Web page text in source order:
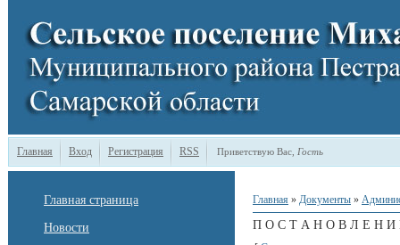
Главная Вход Регистрация RSS Приветствую Вас Гость
Главная страница
Новости
Главная » Документы »
П О С Т А Н О В Л Е Н И Е